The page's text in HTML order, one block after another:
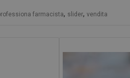
farmacista, slider, vendita